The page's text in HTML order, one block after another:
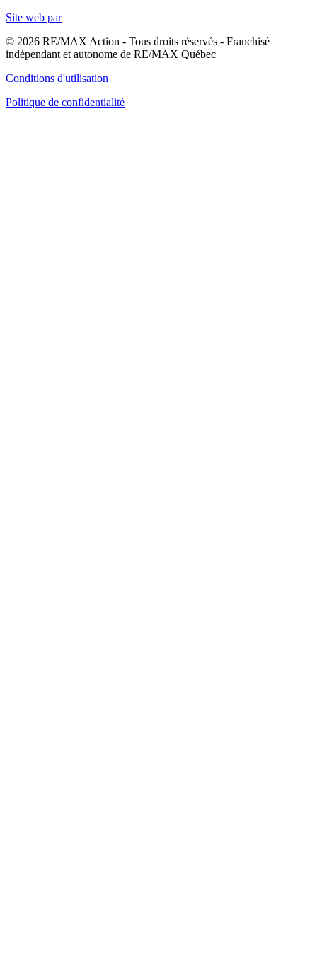
Site web par
© 2026 RE/MAX Action - Tous droits réservés - Franchisé
indépendant et autonome de RE/MAX Québec
Conditions d'utilisation
Politique de confidentialité